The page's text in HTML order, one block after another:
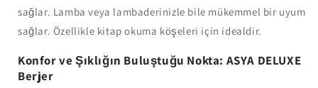
sağlar. Lamba veya lambaderinizle bile mükemmel bir uyum
sağlar. Özellikle kitap okuma köşeleri için idealdir.
Konfor ve Şıklığın Buluştuğu Nokta: ASYA DELUXE
Berjer